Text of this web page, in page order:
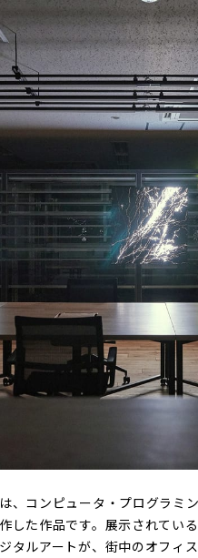
、コンピュータ・プログラミ
した作品です。展示されてい
タルアートが、街中のオフィ